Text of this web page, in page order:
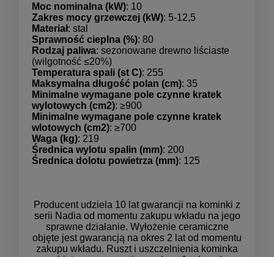
Moc nominalna (kW): 10
Zakres mocy grzewczej (kW): 5-12,5
Materiał: stal
Sprawność cieplna (%): 80
Rodzaj paliwa: sezonowane drewno liściaste
(wilgotność ≤20%)
Temperatura spali (st C): 255
Maksymalna długość polan (cm): 35
Minimalne wymagane pole czynne kratek
wylotowych (cm2): ≥900
Minimalne wymagane pole czynne kratek
wlotowych (cm2): ≥700
Waga (kg): 219
Średnica wylotu spalin (mm): 200
Średnica dolotu powietrza (mm): 125
Producent udziela 10 lat gwarancji na kominki z
serii Nadia od momentu zakupu wkładu na jego
sprawne działanie. Wyłożenie ceramiczne
objęte jest gwarancją na okres 2 lat od momentu
zakupu wkładu. Ruszt i uszczelnienia kominka